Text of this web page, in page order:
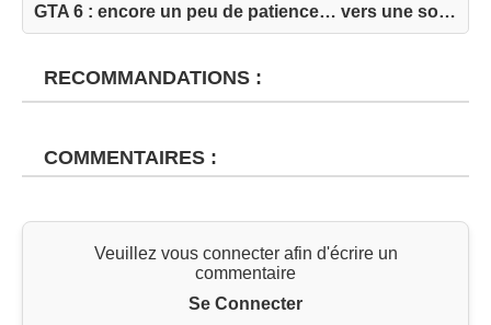
GTA 6 : encore un peu de patience… vers une sort...
RECOMMANDATIONS :
COMMENTAIRES :
Veuillez vous connecter afin d'écrire un
commentaire
Se Connecter